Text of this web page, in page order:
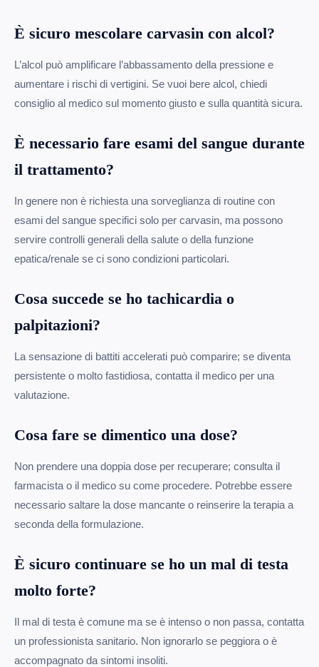
È sicuro mescolare carvasin con alcol?
L’alcol può amplificare l’abbassamento della pressione e
aumentare i rischi di vertigini. Se vuoi bere alcol, chiedi
consiglio al medico sul momento giusto e sulla quantità sicura.
È necessario fare esami del sangue durante
il trattamento?
In genere non è richiesta una sorveglianza di routine con
esami del sangue specifici solo per carvasin, ma possono
servire controlli generali della salute o della funzione
epatica/renale se ci sono condizioni particolari.
Cosa succede se ho tachicardia o
palpitazioni?
La sensazione di battiti accelerati può comparire; se diventa
persistente o molto fastidiosa, contatta il medico per una
valutazione.
Cosa fare se dimentico una dose?
Non prendere una doppia dose per recuperare; consulta il
farmacista o il medico su come procedere. Potrebbe essere
necessario saltare la dose mancante o reinserire la terapia a
seconda della formulazione.
È sicuro continuare se ho un mal di testa
molto forte?
Il mal di testa è comune ma se è intenso o non passa, contatta
un professionista sanitario. Non ignorarlo se peggiora o è
accompagnato da sintomi insoliti.